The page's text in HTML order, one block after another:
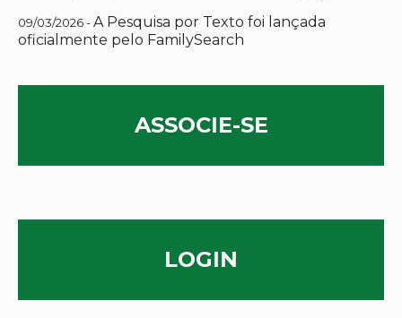
09/03/2026 -A Pesquisa por Texto foi lançada
oficialmente pelo FamilySearch
ASSOCIE-SE
LOGIN